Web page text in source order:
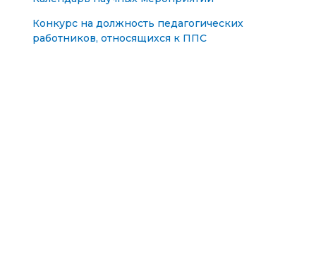
Конкурс на должность педагогических
работников, относящихся к ППС